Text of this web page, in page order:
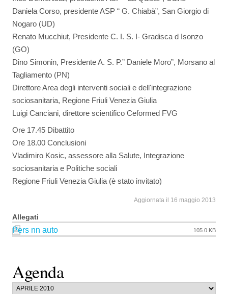
Agenda
Daniela Corso, presidente ASP “ G. Chiabà”, San Giorgio di
Nogaro (UD)
Renato Mucchiut, Presidente C. I. S. I- Gradisca d Isonzo
(GO)
Dino Simonin, Presidente A. S. P.” Daniele Moro”, Morsano al
Tagliamento (PN)
Direttore Area degli interventi sociali e dell'integrazione
sociosanitaria, Regione Friuli Venezia Giulia
Luigi Canciani, direttore scientifico Ceformed FVG
Ore 17.45 Dibattito
Ore 18.00 Conclusioni
Vladimiro Kosic, assessore alla Salute, Integrazione
sociosanitaria e Politiche sociali
Regione Friuli Venezia Giulia (è stato invitato)
Aggiornata il 16 maggio 2013
Allegati
Pers nn auto 105.0 KB